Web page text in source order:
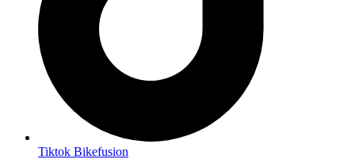
Tiktok Bikefusion